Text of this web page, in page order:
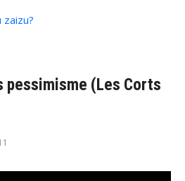
pessimisme (Les Corts